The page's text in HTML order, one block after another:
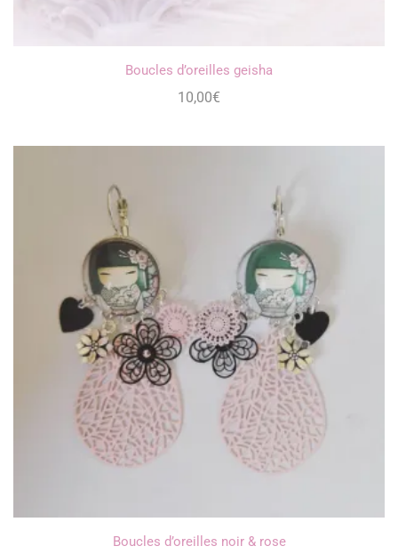
Boucles d’oreilles geisha
10,00€
Boucles d’oreilles noir & rose